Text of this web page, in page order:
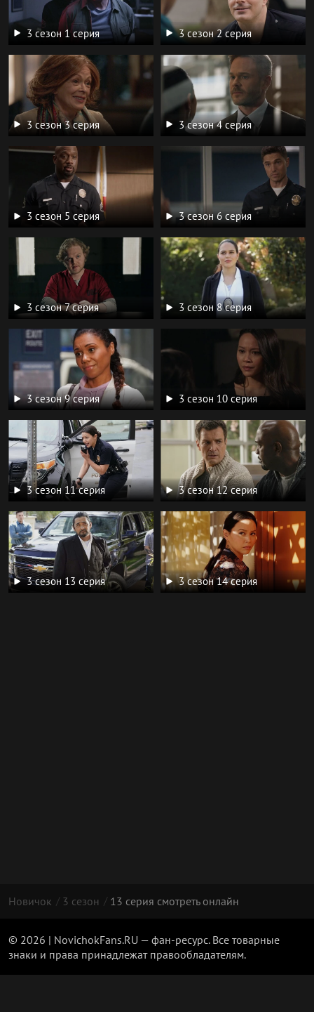
3 сезон 1 серия 3 сезон 2 серия
3 сезон 3 серия 3 сезон 4 серия
3 сезон 5 серия 3 сезон 6 серия
3 сезон 7 серия 3 сезон 8 серия
3 сезон 9 серия 3 сезон 10 серия
3 сезон 11 серия 3 сезон 12 серия
3 сезон 13 серия 3 сезон 14 серия
Новичок 3 сезон 13 серия смотреть онлайн
© 2026 | NovichokFans.RU — фан-ресурс. Все товарные
знаки и права принадлежат правообладателям.